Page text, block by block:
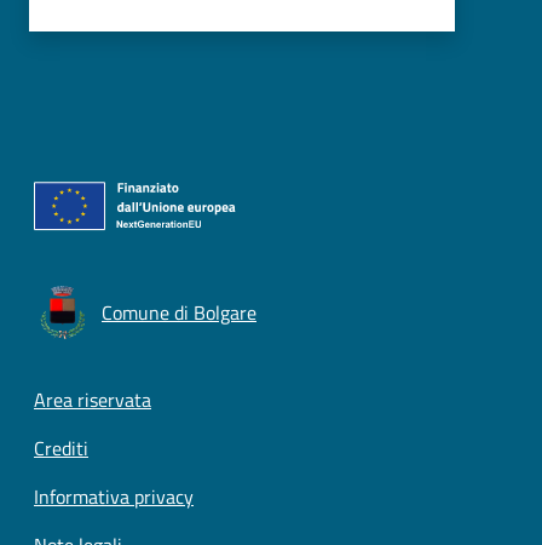
Comune di Bolgare
Footer menu
Area riservata
Crediti
Informativa privacy